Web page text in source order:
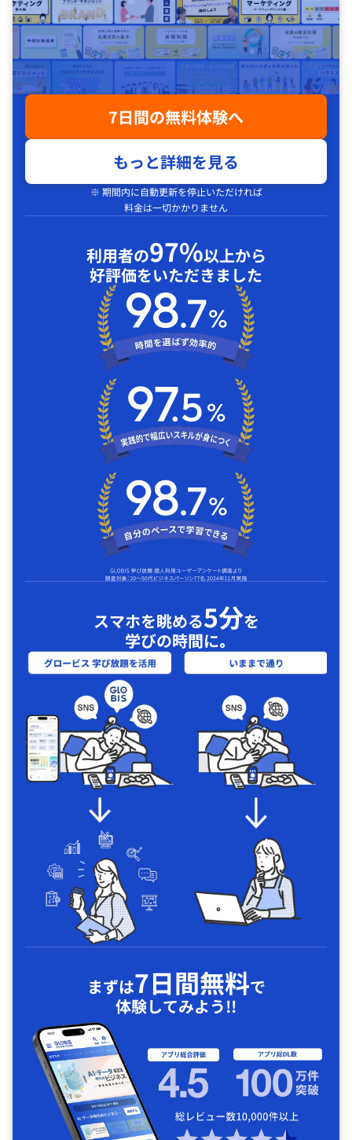
7日間の無料体験へ
もっと詳細を見る
※ 期間内に自動更新を停止いただければ
料金は一切かかりません
利用者の97%以上から
好評価をいただきました
スマホを眺める5分を
学びの時間に｡
まずは7日間無料で
体験してみよう!!